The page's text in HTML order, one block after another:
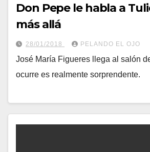
Don Pepe le habla a
más allá
28/01/2018 PELANDO EL OJO
José María Figueres llega al salón
ocurre es realmente sorprendente.